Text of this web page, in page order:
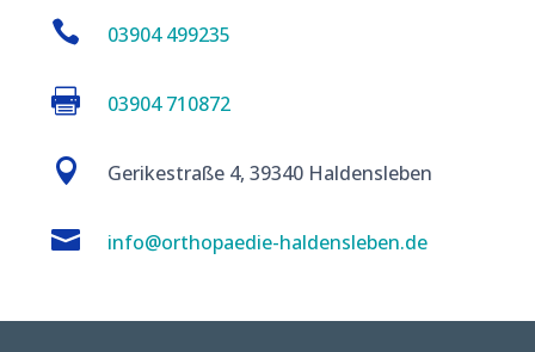
 03904 499235
 03904 710872
 Gerikestraße 4, 39340 Haldensleben
 info@orthopaedie-haldensleben.de